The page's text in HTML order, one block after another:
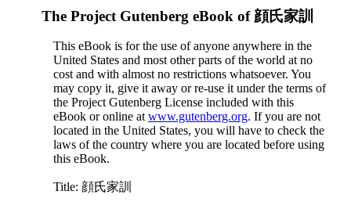
The Project Gutenberg eBook of 顔氏家訓
This eBook is for the use of anyone anywhere in the
United States and most other parts of the world at no
cost and with almost no restrictions whatsoever. You
may copy it, give it away or re-use it under the terms of
the Project Gutenberg License included with this
eBook or online at www.gutenberg.org. If you are not
located in the United States, you will have to check the
laws of the country where you are located before using
this eBook.
Title: 顔氏家訓